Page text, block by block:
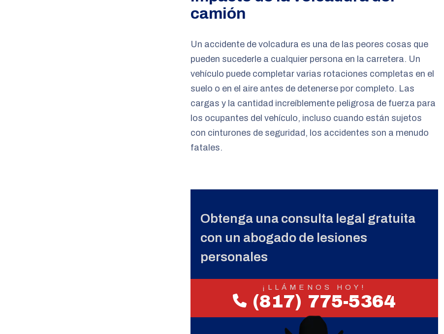
camión
Un accidente de volcadura es una de las peores cosas que
pueden sucederle a cualquier persona en la carretera. Un
vehículo puede completar varias rotaciones completas en el
suelo o en el aire antes de detenerse por completo. Las
cargas y la cantidad increíblemente peligrosa de fuerza para
los ocupantes del vehículo, incluso cuando están sujetos
con cinturones de seguridad, los accidentes son a menudo
fatales.
Obtenga una consulta legal gratuita
con un abogado de lesiones
personales
¡LLÁMENOS HOY!
(817) 775-5364